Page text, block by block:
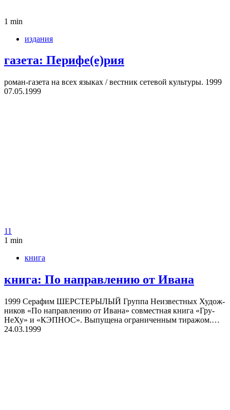
1 min
издания
газета: Перифе(е)рия
роман-газета на всех язы­ках / вест­ник сете­вой куль­туры. 1999
07.05.1999
11
1 min
книга
книга: По направ­ле­нию от Ивана
1999 Сера­фим ШЕР­СТЕ­РЫ­ЛЫЙ Группа Неиз­вест­ных Худож­
ни­ков «По направ­ле­нию от Ивана» сов­мест­ная книга «Гру­
НеХу» и «КЭП­НОС». Выпу­щена огра­ни­чен­ным тира­жом.…
24.03.1999